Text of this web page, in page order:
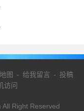
图 - 给我留言 - 投稿
访问
Right Reserved